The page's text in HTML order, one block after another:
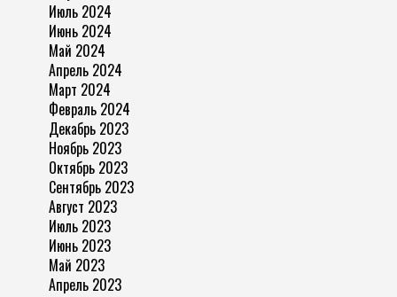
Июль 2024
Июнь 2024
Май 2024
Апрель 2024
Март 2024
Февраль 2024
Декабрь 2023
Ноябрь 2023
Октябрь 2023
Сентябрь 2023
Август 2023
Июль 2023
Июнь 2023
Май 2023
Апрель 2023